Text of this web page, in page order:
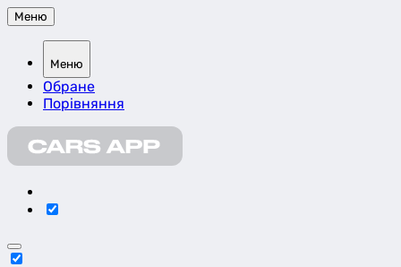
Меню
Меню
Обране
Порівняння